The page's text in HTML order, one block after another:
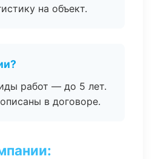
на объект.
работ — до 5 лет.
в договоре.